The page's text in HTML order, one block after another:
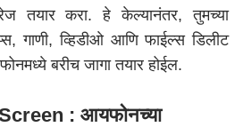
तयार करा. हे केल्यानंतर, तुमच्या
गाणी, व्हिडीओ आणि फाईल्स डिलीट
बरीच जागा तयार होईल.
: आयफोनच्या